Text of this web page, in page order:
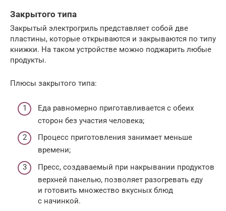
Закрытого типа
Закрытый электрогриль представляет собой две
пластины, которые открываются и закрываются по типу
книжки. На таком устройстве можно поджарить любые
продукты.
Плюсы закрытого типа:
Еда равномерно приготавливается с обеих
сторон без участия человека;
Процесс приготовления занимает меньше
времени;
Пресс, создаваемый при накрывании продуктов
верхней панелью, позволяет разогревать еду
и готовить множество вкусных блюд
с начинкой.